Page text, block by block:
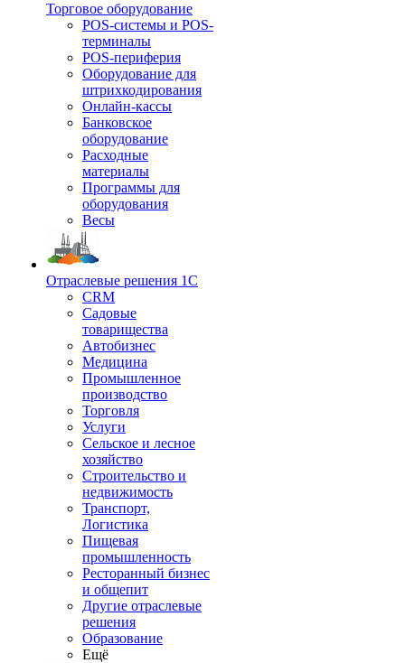
Торговое оборудование
POS-системы и POS-
терминалы
POS-периферия
Оборудование для
штрихкодирования
Онлайн-кассы
Банковское
оборудование
Расходные
материалы
Программы для
оборудования
Весы
Отраслевые решения 1С
CRM
Садовые
товарищества
Автобизнес
Медицина
Промышленное
производство
Торговля
Услуги
Сельское и лесное
хозяйство
Строительство и
недвижимость
Транспорт,
Логистика
Пищевая
промышленность
Ресторанный бизнес
и общепит
Другие отраслевые
решения
Образование
Ещё